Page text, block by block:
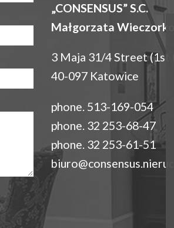
„CONSENSUS” S.C.
Małgorzata
3 Maja 31/4 Street
40-097 Katowice
phone. 513-169-054
phone. 32 253-68-47
phone. 32 253-61-51